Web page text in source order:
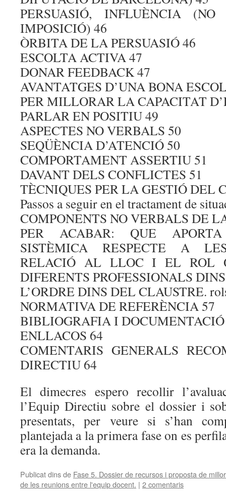
PERSUASIÓ, INFLUÈNCIA
IMPOSICIÓ) 46
ÒRBITA DE LA PERSUASIÓ 46
ESCOLTA ACTIVA 47
DONAR FEEDBACK 47
AVANTATGES D’UNA BONA
PER MILLORAR LA CAPACITAT
PARLAR EN POSITIU 49
ASPECTES NO VERBALS 50
SEQÜÈNCIA D’ATENCIÓ 50
COMPORTAMENT ASSERTIU 51
DAVANT DELS CONFLICTES 51
TÈCNIQUES PER LA GESTIÓ DEL
Passos a seguir en el tractament de
COMPONENTS NO VERBALS DE
PER ACABAR: QUE
SISTÈMICA RESPECTE A
RELACIÓ AL LLOC I EL ROL
DIFERENTS PROFESSIONALS
L’ORDRE DINS DEL CLAUSTRE.
NORMATIVA DE REFERÈNCIA 57
BIBLIOGRAFIA I
ENLLACOS 64
COMENTARIS GENERALS
DIRECTIU 64
El dimecres espero recollir
l’Equip Directiu sobre el dossier i
presentats, per veure si s’han
plantejada a la primera fase on es
era la demanda.
Publicat dins de Fase 5. Dossier de recursos i proposta de
de les reunions entre l'equip docent. | 2 comentaris